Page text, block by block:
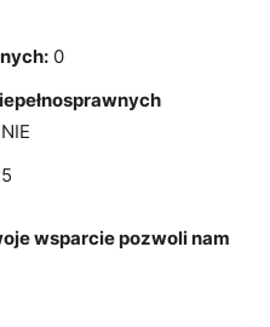
0
NIE
wsparcie pozwoli nam